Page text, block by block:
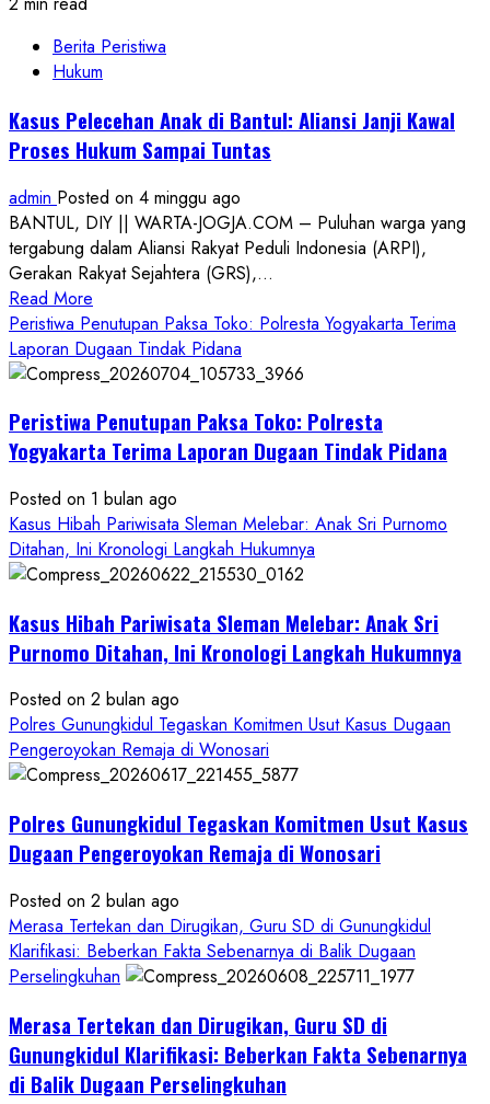
Berita Peristiwa
Hukum
Kasus Pelecehan Anak di Bantul: Aliansi Janji Kawal
Proses Hukum Sampai Tuntas
admin Posted on 4 minggu ago
BANTUL, DIY || WARTA-JOGJA.COM – Puluhan warga yang
tergabung dalam Aliansi Rakyat Peduli Indonesia (ARPI),
Gerakan Rakyat Sejahtera (GRS),...
Read More
more
about
Kasus
Anak
di
Aliansi
Janji
Kawal
Proses
Sampai
Tuntas
Peristiwa Penutupan Paksa Toko: Polresta Yogyakarta Terima
Laporan Dugaan Tindak Pidana
Peristiwa Penutupan Paksa Toko: Polresta
Yogyakarta Terima Laporan Dugaan Tindak Pidana
Posted on 1 bulan ago
Kasus Hibah Pariwisata Sleman Melebar: Anak Sri Purnomo
Ditahan, Ini Kronologi Langkah Hukumnya
Kasus Hibah Pariwisata Sleman Melebar: Anak Sri
Purnomo Ditahan, Ini Kronologi Langkah Hukumnya
Posted on 2 bulan ago
Polres Gunungkidul Tegaskan Komitmen Usut Kasus Dugaan
Pengeroyokan Remaja di Wonosari
Polres Gunungkidul Tegaskan Komitmen Usut Kasus
Dugaan Pengeroyokan Remaja di Wonosari
Posted on 2 bulan ago
Merasa Tertekan dan Dirugikan, Guru SD di Gunungkidul
Klarifikasi: Beberkan Fakta Sebenarnya di Balik Dugaan
Perselingkuhan
Merasa Tertekan dan Dirugikan, Guru SD di
Gunungkidul Klarifikasi: Beberkan Fakta Sebenarnya
di Balik Dugaan Perselingkuhan